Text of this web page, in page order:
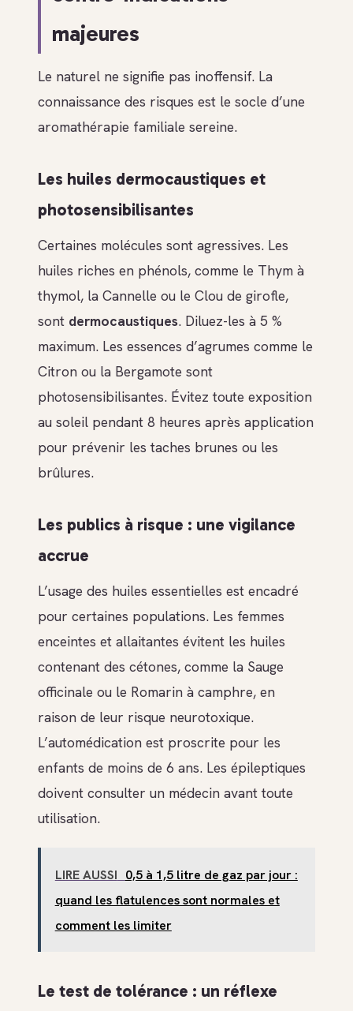
majeures
Le naturel ne signifie pas inoffensif. La
connaissance des risques est le socle d’une
aromathérapie familiale sereine.
Les huiles dermocaustiques et
photosensibilisantes
Certaines molécules sont agressives. Les
huiles riches en phénols, comme le Thym à
thymol, la Cannelle ou le Clou de girofle,
sont dermocaustiques. Diluez-les à 5 %
maximum. Les essences d’agrumes comme le
Citron ou la Bergamote sont
photosensibilisantes. Évitez toute exposition
au soleil pendant 8 heures après application
pour prévenir les taches brunes ou les
brûlures.
Les publics à risque : une vigilance
accrue
L’usage des huiles essentielles est encadré
pour certaines populations. Les femmes
enceintes et allaitantes évitent les huiles
contenant des cétones, comme la Sauge
officinale ou le Romarin à camphre, en
raison de leur risque neurotoxique.
L’automédication est proscrite pour les
enfants de moins de 6 ans. Les épileptiques
doivent consulter un médecin avant toute
utilisation.
LIRE AUSSI 0,5 à 1,5 litre de gaz par jour :
quand les flatulences sont normales et
comment les limiter
Le test de tolérance : un réflexe